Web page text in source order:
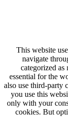
This website
navigate
categorized as
essential for the
also use third-party
you use this
only with your
cookies. But